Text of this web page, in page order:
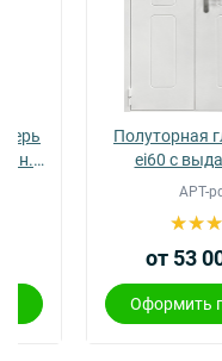
Работаем
+7
8
Полуторная глухая
ei60 с
рисунком (22)
АРТ-pd404
от 53 000 руб.
Оформить